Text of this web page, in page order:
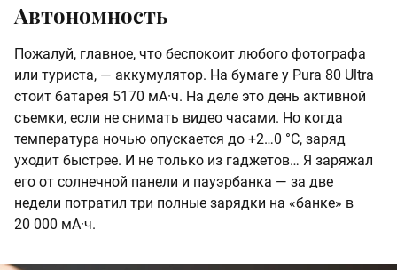
Автономность
Пожалуй, главное, что беспокоит любого фотографа
или туриста, — аккумулятор. На бумаге у Pura 80 Ultra
стоит батарея 5170 мА·ч. На деле это день активной
съемки, если не снимать видео часами. Но когда
температура ночью опускается до +2…0 °C, заряд
уходит быстрее. И не только из гаджетов… Я заряжал
его от солнечной панели и пауэрбанка — за две
недели потратил три полные зарядки на «банке» в
20 000 мА·ч.